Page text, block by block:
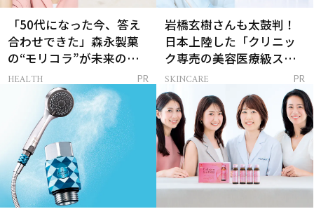
「50代になった今、答え
合わせできた」森永製菓
の“モリコラ”が未来のキ
レイを連れてくる！
HEALTH PR
岩橋玄樹さんも太鼓判！
日本上陸した「クリニッ
ク専売の美容医療級スキ
ンケア」
SKINCARE PR